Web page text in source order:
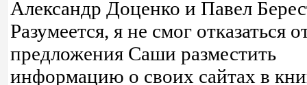
Александр Доценко и Павел
Разумеется, я не смог отказаться
предложения Саши разместить
информацию о своих сайтах в